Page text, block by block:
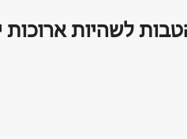
לשהיות ארוכות